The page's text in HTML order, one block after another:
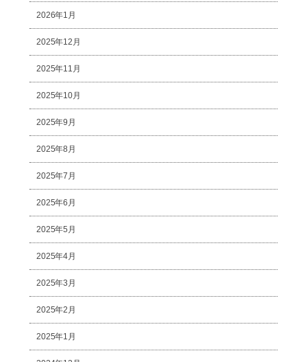
2026年1月
2025年12月
2025年11月
2025年10月
2025年9月
2025年8月
2025年7月
2025年6月
2025年5月
2025年4月
2025年3月
2025年2月
2025年1月